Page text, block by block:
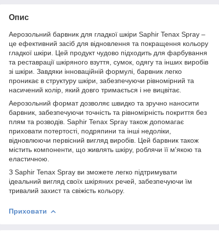
Опис
Аерозольний барвник для гладкої шкіри Saphir Tenax Spray –
це ефективний засіб для відновлення та покращення кольору
гладкої шкіри. Цей продукт чудово підходить для фарбування
та реставрації шкіряного взуття, сумок, одягу та інших виробів
зі шкіри. Завдяки інноваційній формулі, барвник легко
проникає в структуру шкіри, забезпечуючи рівномірний та
насичений колір, який довго тримається і не вицвітає.
Аерозольний формат дозволяє швидко та зручно наносити
барвник, забезпечуючи точність та рівномірність покриття без
плям та розводів. Saphir Tenax Spray також допомагає
приховати потертості, подряпини та інші недоліки,
відновлюючи первісний вигляд виробів. Цей барвник також
містить компоненти, що живлять шкіру, роблячи її м'якою та
еластичною.
З Saphir Tenax Spray ви зможете легко підтримувати
ідеальний вигляд своїх шкіряних речей, забезпечуючи їм
тривалий захист та свіжість кольору.
Приховати